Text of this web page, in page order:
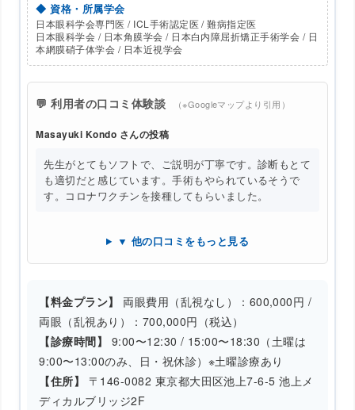
◆ 資格・所属学会
日本眼科学会専門医 / ICL手術認定医 / 難病指定医
日本眼科学会 / 日本角膜学会 / 日本白内障屈折矯正手術学会 / 日
本網膜硝子体学会 / 日本近視学会
💬 利用者の口コミ体験談 （※Googleマップより引用）
Masayuki Kondo さんの投稿
先生がとてもソフトで、ご説明が丁寧です。診断もとて
も適切だと感じています。手術もやられているそうで
す。コロナワクチンを接種してもらいました。
▼ 他の口コミをもっと見る
【料金プラン】
両眼費用（乱視なし）：600,000円 /
両眼（乱視あり）：700,000円（税込）
【診療時間】
9:00〜12:30 / 15:00〜18:30（土曜は
9:00〜13:00のみ、日・祝休診）※土曜診療あり
【住所】
〒146-0082 東京都大田区池上7-6-5 池上メ
ディカルブリッジ2F